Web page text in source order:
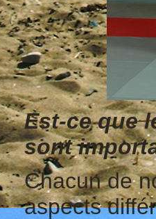
Est-ce que
sont
Chacun de
aspects